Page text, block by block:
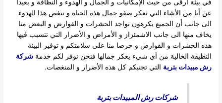
في بيئة أرقى من حيث الإمكانيات و الجمال و الهدوء و النظافة و بعيدا
عن أيا من الأشاء التي تعكر صفو جمال هذه الحياة و تنغص هذا الهدوء
الى جانب أن الجميع يكرهون تواجد الحشرات و القوارض و البعض منا
يخاف منها الى جانب الاشمئزاز و الأمراض و الأضرار التي تتسبب فيها
هذه الحشرات و القوارض و حرصا منا على سلامتكم و توفير البيئة
النظيفة الخالية من أي شيء يعكر جمالها فنحن نوفر لكم خدمةشركة
رش مبيدات بتربة التي تجنبكم كل هذه الأضرار و المنغصات.
شركات رش المبيدات بتربة